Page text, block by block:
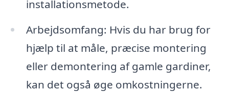
installationsmetode.
Arbejdsomfang: Hvis du har brug for
hjælp til at måle, præcise montering
eller demontering af gamle gardiner,
kan det også øge omkostningerne.